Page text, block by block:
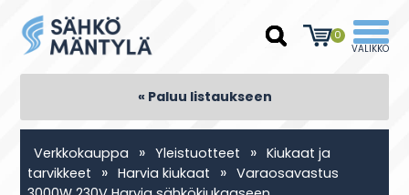
0
« Paluu listaukseen
Verkkokauppa » Yleistuotteet » Kiukaat ja
tarvikkeet
» Harvia kiukaat » Varaosavastus